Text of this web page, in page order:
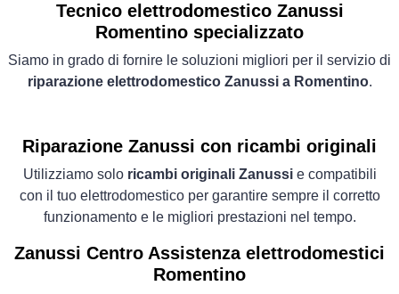
Tecnico elettrodomestico Zanussi
Romentino specializzato
Siamo in grado di fornire le soluzioni migliori per il servizio di
riparazione elettrodomestico Zanussi a Romentino.
Riparazione Zanussi con ricambi originali
Utilizziamo solo ricambi originali Zanussie compatibili
con il tuo elettrodomestico per garantire sempre il corretto
funzionamento e le migliori prestazioni nel tempo.
Zanussi Centro Assistenza elettrodomestici
Romentino